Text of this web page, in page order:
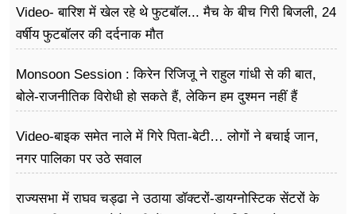
Video- बारिश में खेल रहे थे फुटबॉल... मैच के बीच गिरी बिजली, 24
वर्षीय फुटबॉलर की दर्दनाक मौत
Monsoon Session : किरेन रिजिजू ने राहुल गांधी से की बात,
बोले-राजनीतिक विरोधी हो सकते हैं, लेकिन हम दुश्मन नहीं हैं
Video-बाइक समेत नाले में गिरे पिता-बेटी… लोगों ने बचाई जान,
नगर पालिका पर उठे सवाल
राज्यसभा में राघव चड्ढा ने उठाया डॉक्टरों-डायग्नोस्टिक सेंटरों के